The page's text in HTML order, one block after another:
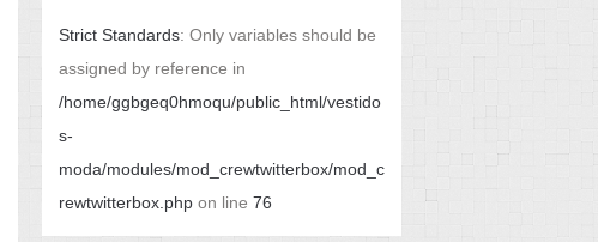
Strict Standards: Only variables should be
assigned by reference in
/home/ggbgeq0hmoqu/public_html/vestido
s-
moda/modules/mod_crewtwitterbox/mod_c
rewtwitterbox.php on line 76